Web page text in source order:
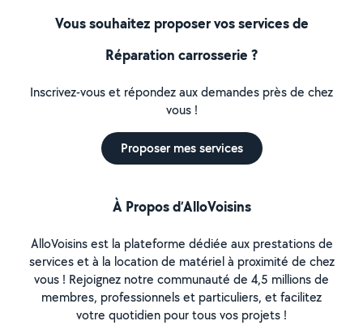
Vous souhaitez proposer vos services de
Réparation carrosserie ?
Inscrivez-vous et répondez aux demandes près de chez
vous !
Proposer mes services
À Propos d’AlloVoisins
AlloVoisins est la plateforme dédiée aux prestations de
services et à la location de matériel à proximité de chez
vous ! Rejoignez notre communauté de 4,5 millions de
membres, professionnels et particuliers, et facilitez
votre quotidien pour tous vos projets !